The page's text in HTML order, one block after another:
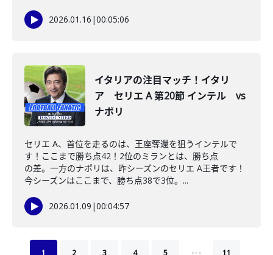
2026.01.16 |00:05:06
イタリアの注目マッチ！イタリ
ア セリエ A 第20節 インテル vs
ナポリ
セリエ A、首位を走るのは、王座奪還を狙うインテルで
す！ここまで勝ち点42！2位のミランとは、勝ち点
の差。一方のナポリは、昨シーズンのセリエ A王者です！
今シーズンはここまで、勝ち点38で3位。...
2026.01.09 |00:04:57
1 2 3 4 5 … 11